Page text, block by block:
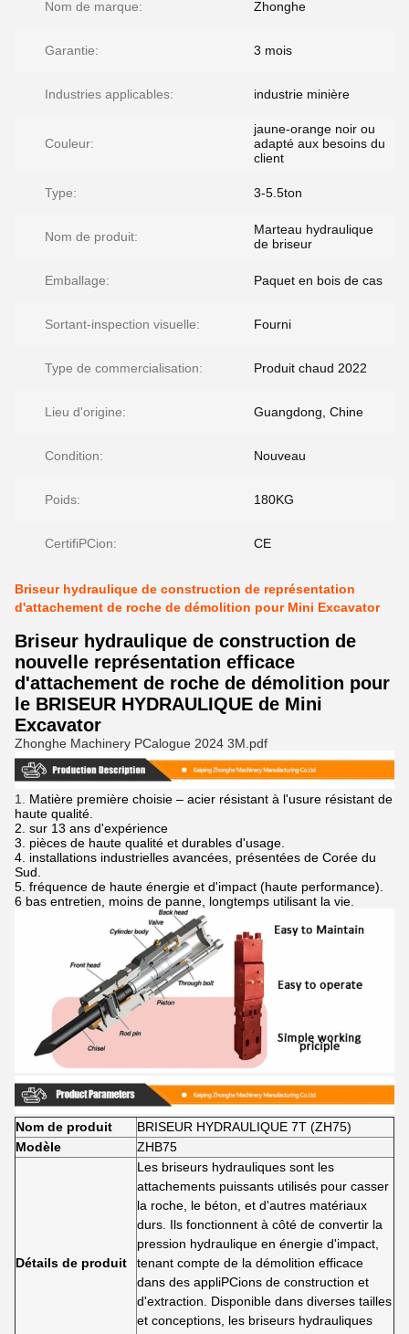
Nom de marque: Zhonghe
Garantie: 3 mois
Industries applicables: industrie minière
Couleur:
jaune-orange noir ou
adapté aux besoins du
client
Type: 3-5.5ton
Nom de produit:
Marteau hydraulique
de briseur
Emballage: Paquet en bois de cas
Sortant-inspection visuelle: Fourni
Type de commercialisation: Produit chaud 2022
Lieu d'origine: Guangdong, Chine
Condition: Nouveau
Poids: 180KG
CertifiPCion: CE
Briseur hydraulique de construction de représentation
d'attachement de roche de démolition pour Mini Excavator
Briseur hydraulique de construction de
nouvelle représentation efficace
d'attachement de roche de démolition pour
le BRISEUR HYDRAULIQUE de Mini
Excavator
Zhonghe Machinery PCalogue 2024 3M.pdf
1. Matière première choisie – acier résistant à l'usure résistant de
haute qualité.
2. sur 13 ans d'expérience
3. pièces de haute qualité et durables d'usage.
4. installations industrielles avancées, présentées de Corée du
Sud.
5. fréquence de haute énergie et d'impact (haute performance).
6 bas entretien, moins de panne, longtemps utilisant la vie.
Nom de produit
BRISEUR HYDRAULIQUE 7T (ZH75)
Modèle
ZHB75
Détails de produit
Les briseurs hydrauliques sont les
attachements puissants utilisés pour casser
la roche, le béton, et d'autres matériaux
durs. Ils fonctionnent à côté de convertir la
pression hydraulique en énergie d'impact,
tenant compte de la démolition efficace
dans des appliPCions de construction et
d'extraction. Disponible dans diverses tailles
et conceptions, les briseurs hydrauliques